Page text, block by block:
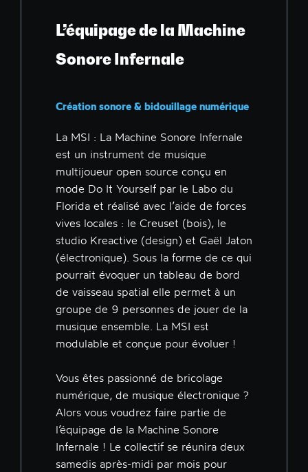
L’équipage de la Machine
Sonore Infernale
Création sonore & bidouillage numérique
La MSI : La Machine Sonore Infernale
est un instrument de musique
multijoueur open source conçu en
mode Do It Yourself par le Labo du
Florida et réalisé avec l’aide de forces
vives locales : le Creuset (bois), le
studio Kreactive (design) et Gaël Jaton
(électronique). Sous la forme de ce qui
pourrait évoquer un tableau de bord
de vaisseau spatial elle permet à un
groupe de 9 personnes de jouer de la
musique ensemble. La MSI est
modulable et conçue pour évoluer !
Vous êtes passionné de bricolage
numérique, de musique électronique ?
Alors vous voudrez faire partie de
l’équipage de la Machine Sonore
Infernale ! Le collectif se réunira deux
samedis après-midi par mois pour